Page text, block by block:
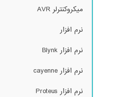
میکروکنترلر AVR
نرم افزار
نرم افزار Blynk
نرم افزار cayenne
نرم افزار Proteus